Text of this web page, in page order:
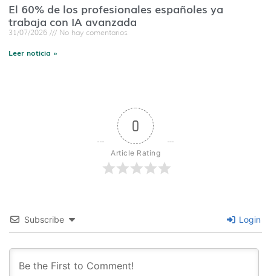
El 60% de los profesionales españoles ya
trabaja con IA avanzada
31/07/2026 No hay comentarios
Leer noticia »
0
Article Rating
Subscribe Login